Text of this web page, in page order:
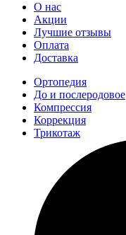
О нас
Акции
Лучшие отзывы
Оплата
Доставка
Ортопедия
До и послеродовое
Компрессия
Коррекция
Трикотаж